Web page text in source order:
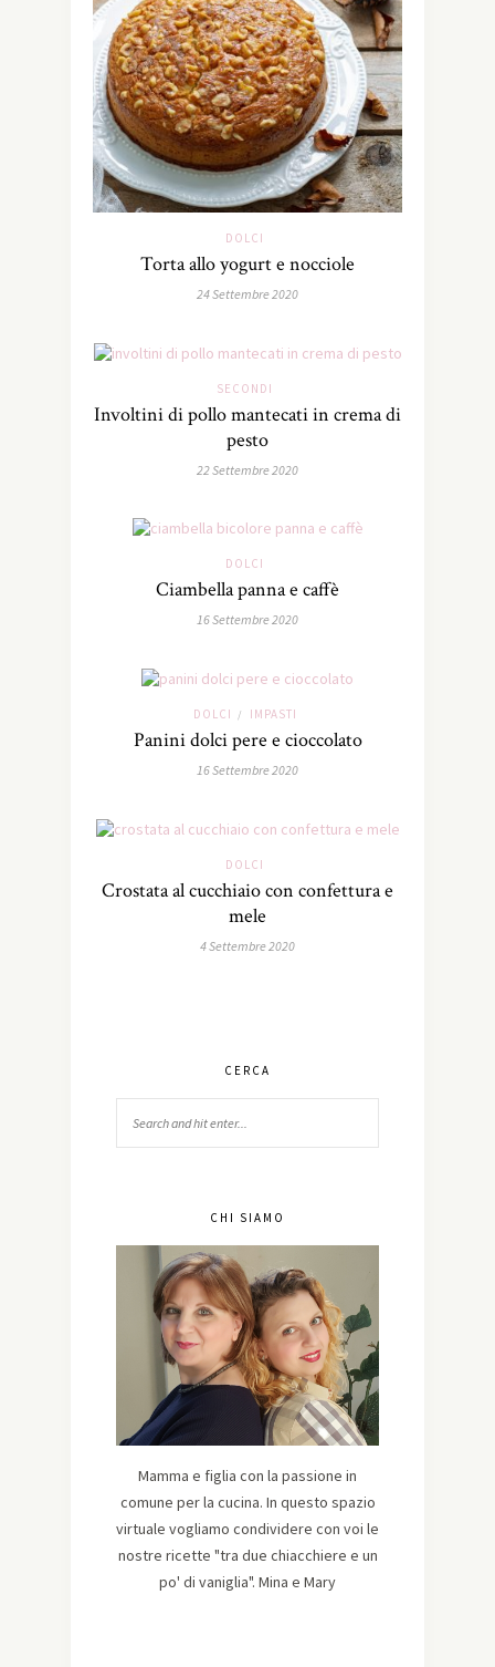
DOLCI
Torta allo yogurt e nocciole
24 Settembre 2020
SECONDI
Involtini di pollo mantecati in crema di
pesto
22 Settembre 2020
DOLCI
Ciambella panna e caffè
16 Settembre 2020
DOLCI / IMPASTI
Panini dolci pere e cioccolato
16 Settembre 2020
DOLCI
Crostata al cucchiaio con confettura e
mele
4 Settembre 2020
CERCA
CHI SIAMO
Mamma e figlia con la passione in
comune per la cucina. In questo spazio
virtuale vogliamo condividere con voi le
nostre ricette "tra due chiacchiere e un
po' di vaniglia". Mina e Mary